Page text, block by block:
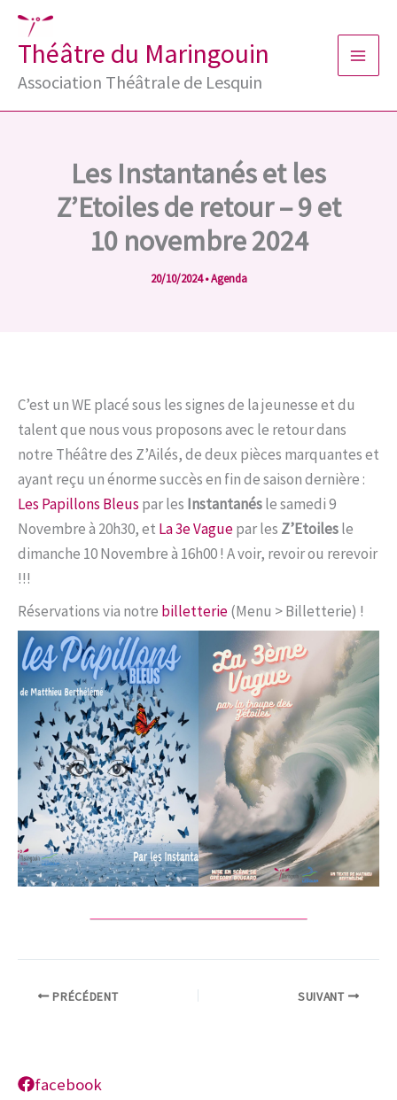
Aller
contenu
Théâtre du Maringouin
Association Théâtrale de Lesquin
Les Instantanés et les
Z’Etoiles de retour – 9 et
10 novembre 2024
20/10/2024•Agenda
C’est un WE placé sous les signes de la jeunesse et du
talent que nous vous proposons avec le retour dans
notre Théâtre des Z’Ailés, de deux pièces marquantes et
ayant reçu un énorme succès en fin de saison dernière :
Les Papillons Bleus par les Instantanésle samedi 9
Novembre à 20h30, et La 3e Vaguepar les Z’Etoilesle
dimanche 10 Novembre à 16h00 ! A voir, revoir ou rerevoir
!!!
Réservations via notre billetterie(Menu > Billetterie) !
PRÉCÉDENT SUIVANT
facebook